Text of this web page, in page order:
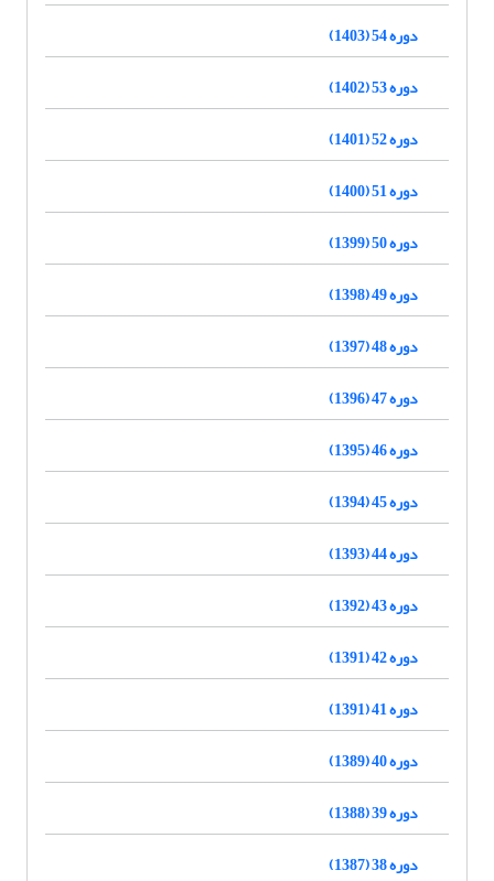
دوره 54 (1403)
دوره 53 (1402)
دوره 52 (1401)
دوره 51 (1400)
دوره 50 (1399)
دوره 49 (1398)
دوره 48 (1397)
دوره 47 (1396)
دوره 46 (1395)
دوره 45 (1394)
دوره 44 (1393)
دوره 43 (1392)
دوره 42 (1391)
دوره 41 (1391)
دوره 40 (1389)
دوره 39 (1388)
دوره 38 (1387)